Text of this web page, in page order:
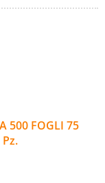
500 FOGLI 75